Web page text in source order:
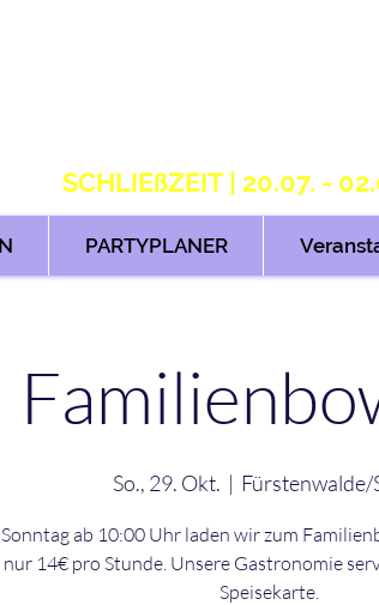
SCHLIEßZEIT | 20.07. -
PARTYPLANER
So., 29. Okt.
  |
Fürstenwalde/
ab 10:00 Uhr laden wir zum
14€ pro Stunde. Unsere Gastronomie
Speisekarte.